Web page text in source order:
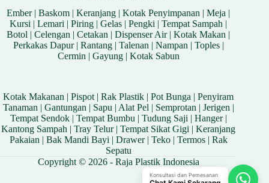
Ember|Baskom |Keranjang |Kotak Penyimpanan |Meja |
Kursi |Lemari |Piring |Gelas |Pengki |Tempat Sampah |
Botol |Celengan |Cetakan |Dispenser Air|Kotak Makan |
Perkakas Dapur| Rantang| Talenan | Nampan | Toples|
Cermin | Gayung| Kotak Sabun
Kotak Makanan |Pispot |Rak Plastik |Pot Bunga |Penyiram
Tanaman | Gantungan | Sapu | Alat Pel | Semprotan | Jerigen |
Tempat Sendok| Tempat Bumbu | Tudung Saji | Hanger|
Kantong Sampah |Tray Telur|Tempat Sikat Gigi |Keranjang
Pakaian | Bak Mandi Bayi | Drawer| Teko| Termos| Rak
Sepatu
Copyright © 2026 - Raja Plastik Indonesia
Konsultasi dan Pemesanan